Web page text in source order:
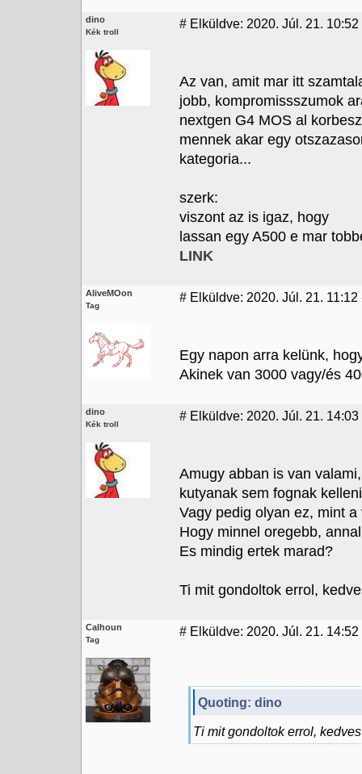
dino
Kék troll
# Elküldve: 2020. Júl. 21.
Az van, amit mar itt
jobb, kompromissszumok
nextgen G4 MOS al
mennek akar egy
kategoria...
szerk:
viszont az is igaz, hogy
lassan egy A500 e mar
LINK
AliveMOon
Tag
# Elküldve: 2020. Júl. 21.
Egy napon arra kelünk,
Akinek van 3000 vagy/és
dino
Kék troll
# Elküldve: 2020. Júl. 21. 14:03
Amugy abban is van
kutyanak sem fognak
Vagy pedig olyan ez, mint
Hogy minnel oregebb,
Es mindig ertek marad?
Ti mit gondoltok errol,
Calhoun
Tag
# Elküldve: 2020. Júl. 21. 14:52
Quoting: dino
Ti mit gondoltok errol,